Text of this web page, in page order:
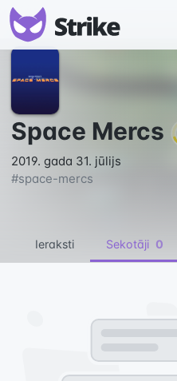
Space Mercs
2019. gada 31. jūlijs
#space-mercs
Ieraksti Sekotāji 0